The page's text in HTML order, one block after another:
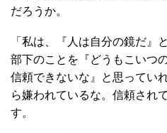
だろうか。
「私は、『人は自分の鏡だ』
部下のことを『どうもこいつ
信頼できないな』と思ってい
ら嫌われているな。信頼され
す。